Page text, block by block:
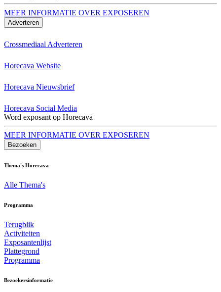
MEER INFORMATIE OVER EXPOSEREN
Adverteren
Crossmediaal Adverteren
Horecava Website
Horecava Nieuwsbrief
Horecava Social Media
Word exposant op Horecava
MEER INFORMATIE OVER EXPOSEREN
Bezoeken
Thema's Horecava
Alle Thema's
Programma
Terugblik
Activiteiten
Exposantenlijst
Plattegrond
Programma
Bezoekersinformatie